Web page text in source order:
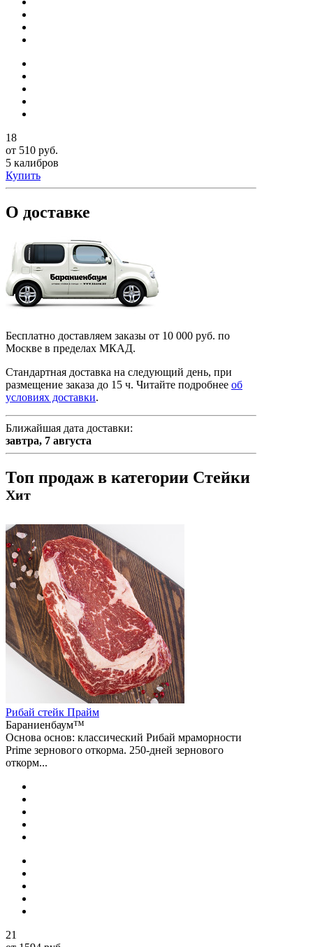
18
от 510 руб.
5 калибров
Купить
О доставке
Бесплатно доставляем заказы от 10 000 руб. по
Москве в пределах МКАД.
Стандартная доставка на следующий день, при
размещение заказа до 15 ч. Читайте подробнее об
условиях доставки.
Ближайшая дата доставки:
завтра, 7 августа
Топ продаж в категории Стейки
Хит
Рибай cтейк Прайм
Бараниенбаум™
Основа основ: классический Рибай мраморности
Prime зернового откорма. 250-дней зернового
откорм...
21